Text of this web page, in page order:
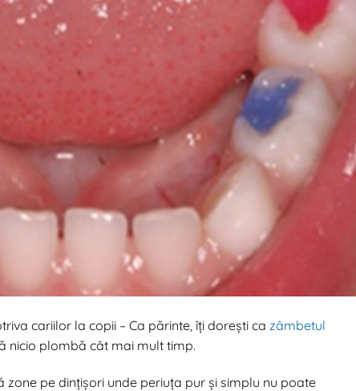
cariilor la copii – Ca părinte, îți dorești ca zâmbetul
nicio plombă cât mai mult timp.
zone pe dințișori unde periuța pur și simplu nu poate